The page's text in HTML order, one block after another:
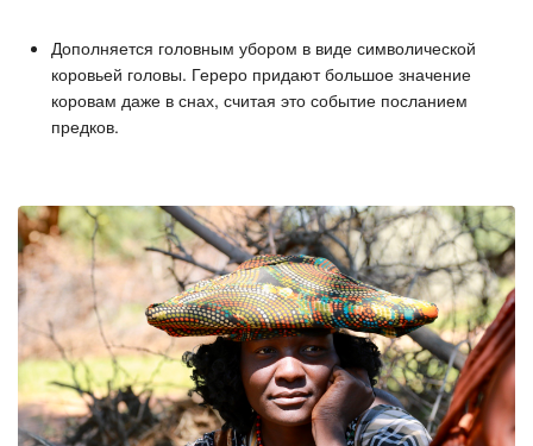
Дополняется головным убором в виде символической
коровьей головы. Гереро придают большое значение
коровам даже в снах, считая это событие посланием
предков.